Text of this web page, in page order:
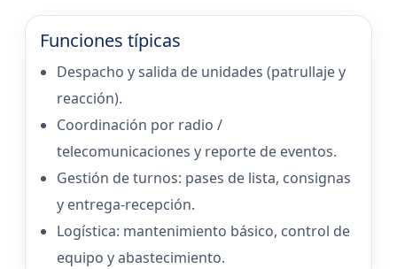
Funciones típicas
Despacho y salida de unidades (patrullaje y
reacción).
Coordinación por radio /
telecomunicaciones y reporte de eventos.
Gestión de turnos: pases de lista, consignas
y entrega-recepción.
Logística: mantenimiento básico, control de
equipo y abastecimiento.